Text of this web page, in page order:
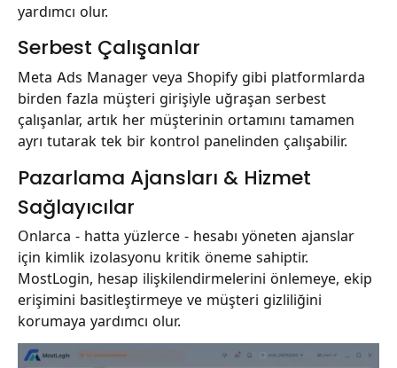
yardımcı olur.
Serbest Çalışanlar
Meta Ads Manager veya Shopify gibi platformlarda
birden fazla müşteri girişiyle uğraşan serbest
çalışanlar, artık her müşterinin ortamını tamamen
ayrı tutarak tek bir kontrol panelinden çalışabilir.
Pazarlama Ajansları & Hizmet
Sağlayıcılar
Onlarca - hatta yüzlerce - hesabı yöneten ajanslar
için kimlik izolasyonu kritik öneme sahiptir.
MostLogin, hesap ilişkilendirmelerini önlemeye, ekip
erişimini basitleştirmeye ve müşteri gizliliğini
korumaya yardımcı olur.